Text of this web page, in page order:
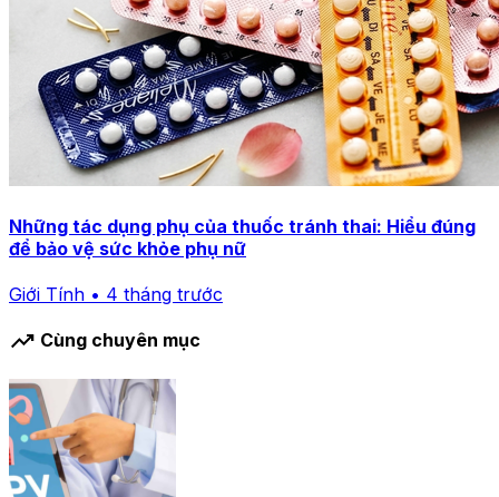
Những tác dụng phụ của thuốc tránh thai: Hiểu đúng
để bảo vệ sức khỏe phụ nữ
Giới Tính • 4 tháng trước
trending_up Cùng chuyên mục